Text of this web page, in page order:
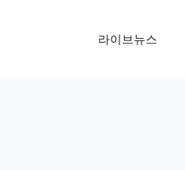
라이브뉴스